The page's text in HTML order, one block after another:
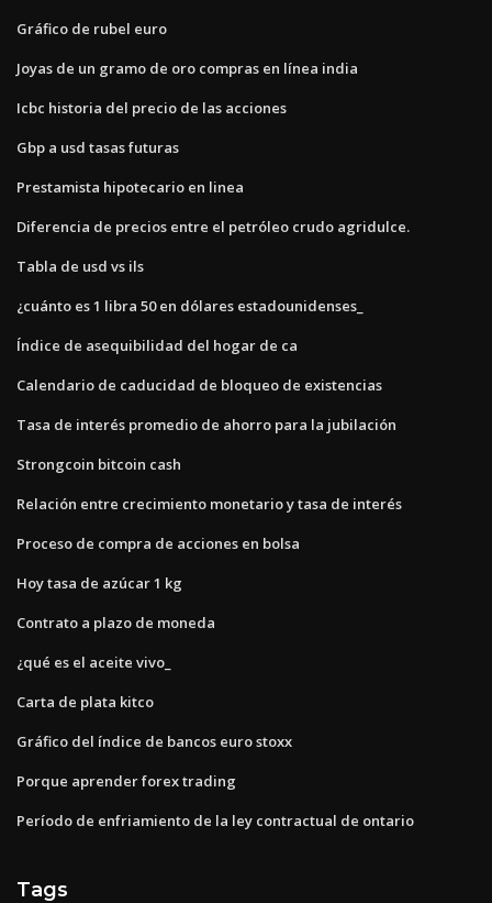
Gráfico de rubel euro
Joyas de un gramo de oro compras en línea india
Icbc historia del precio de las acciones
Gbp a usd tasas futuras
Prestamista hipotecario en linea
Diferencia de precios entre el petróleo crudo agridulce.
Tabla de usd vs ils
¿cuánto es 1 libra 50 en dólares estadounidenses_
Índice de asequibilidad del hogar de ca
Calendario de caducidad de bloqueo de existencias
Tasa de interés promedio de ahorro para la jubilación
Strongcoin bitcoin cash
Relación entre crecimiento monetario y tasa de interés
Proceso de compra de acciones en bolsa
Hoy tasa de azúcar 1 kg
Contrato a plazo de moneda
¿qué es el aceite vivo_
Carta de plata kitco
Gráfico del índice de bancos euro stoxx
Porque aprender forex trading
Período de enfriamiento de la ley contractual de ontario
Tags